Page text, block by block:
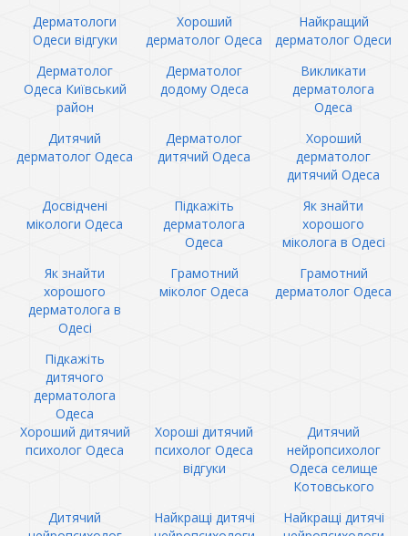
Дерматологи
Одеси відгуки
Хороший
дерматолог Одеса
Найкращий
дерматолог Одеси
Дерматолог
Одеса Київський
район
Дерматолог
додому Одеса
Викликати
дерматолога
Одеса
Дитячий
дерматолог Одеса
Дерматолог
дитячий Одеса
Хороший
дерматолог
дитячий Одеса
Досвідчені
мікологи Одеса
Підкажіть
дерматолога
Одеса
Як знайти
хорошого
міколога в Одесі
Як знайти
хорошого
дерматолога в
Одесі
Грамотний
міколог Одеса
Грамотний
дерматолог Одеса
Підкажіть
дитячого
дерматолога
Одеса
Хороший дитячий
психолог Одеса
Хороші дитячий
психолог Одеса
відгуки
Дитячий
нейропсихолог
Одеса селище
Котовського
Дитячий
Найкращі дитячі
Найкращі дитячі